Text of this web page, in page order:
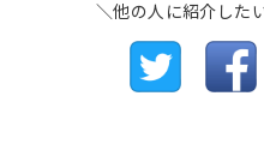
＼他の人に紹介した